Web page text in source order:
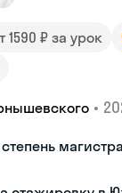
1590 ₽ за урок
•